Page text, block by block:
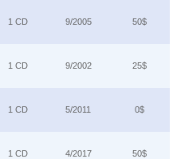
1 CD 9/2005 50$
1 CD 9/2002 25$
1 CD 5/2011 0$
1 CD 4/2017 50$